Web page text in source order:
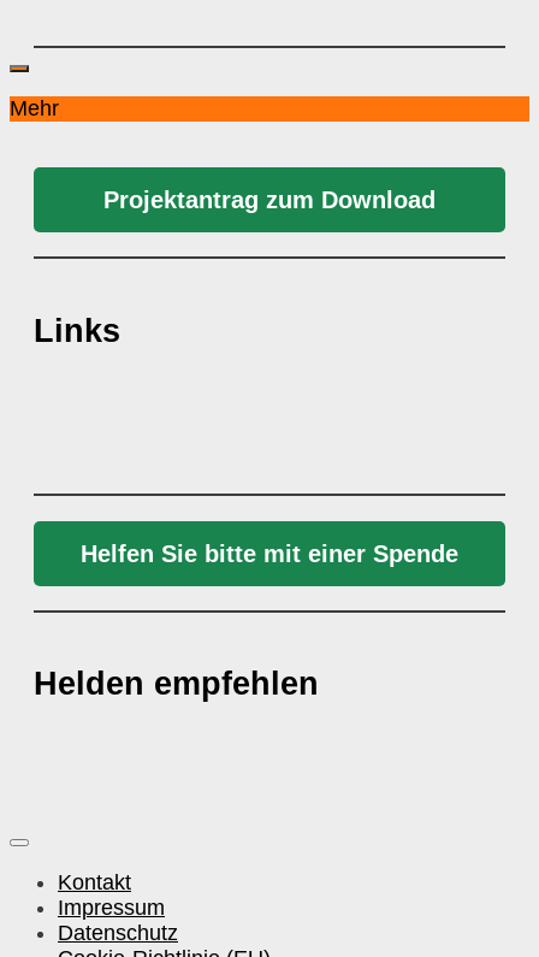
Mehr
Projektantrag zum Download
Links
Helfen Sie bitte mit einer Spende
Helden empfehlen
Kontakt
Impressum
Datenschutz